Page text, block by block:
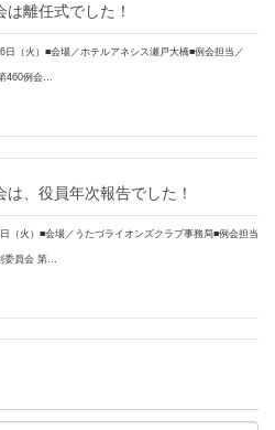
は離任式でした！
日（火）■会場／ホテルアネシス瀬戸大橋■例会担当／
460例会…
は、役員年次報告でした！
（火）■会場／うたづライオンズクラブ事務局■例会担当
委員会 第…